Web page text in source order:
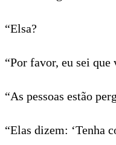
“Elsa?
“Por favor, eu sei que
“As pessoas estão
“Elas dizem: ‘Tenha